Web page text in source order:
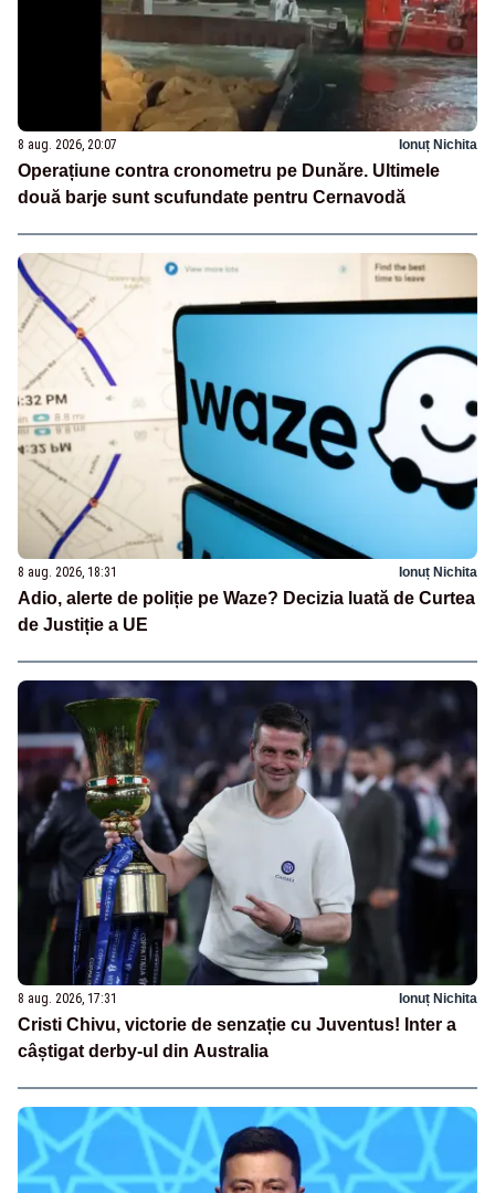
8 aug. 2026, 20:07 Ionuț Nichita
Operațiune contra cronometru pe Dunăre. Ultimele
două barje sunt scufundate pentru Cernavodă
8 aug. 2026, 18:31 Ionuț Nichita
Adio, alerte de poliție pe Waze? Decizia luată de Curtea
de Justiție a UE
8 aug. 2026, 17:31 Ionuț Nichita
Cristi Chivu, victorie de senzație cu Juventus! Inter a
câștigat derby-ul din Australia